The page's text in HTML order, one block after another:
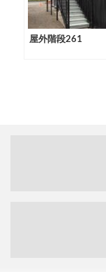
屋外階段261